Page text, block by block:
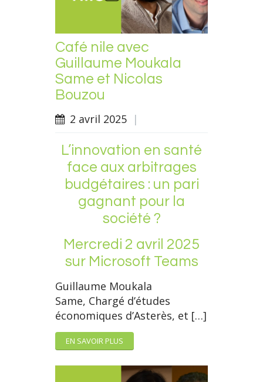
Café nile avec
Guillaume Moukala
Same et Nicolas
Bouzou
2 avril 2025 |
L’innovation en santé
face aux arbitrages
budgétaires : un pari
gagnant pour la
société ?
Mercredi 2 avril 2025
sur Microsoft Teams
Guillaume Moukala
Same, Chargé d’études
économiques d’Asterès, et […]
EN SAVOIR PLUS